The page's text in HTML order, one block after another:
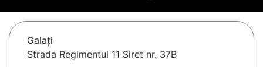
Galaţi
Strada Regimentul 11 Siret nr. 37B